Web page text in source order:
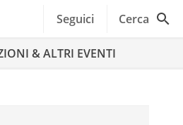
Seguici Cerca
& ALTRI EVENTI